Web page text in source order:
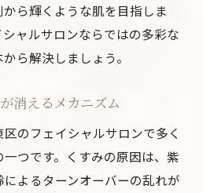
ら輝くような肌を目指しま
ャルサロンならではの多彩な
ら解決しましょう。
消えるメカニズム
のフェイシャルサロンで多く
つです。くすみの原因は、紫
よるターンオーバーの乱れが